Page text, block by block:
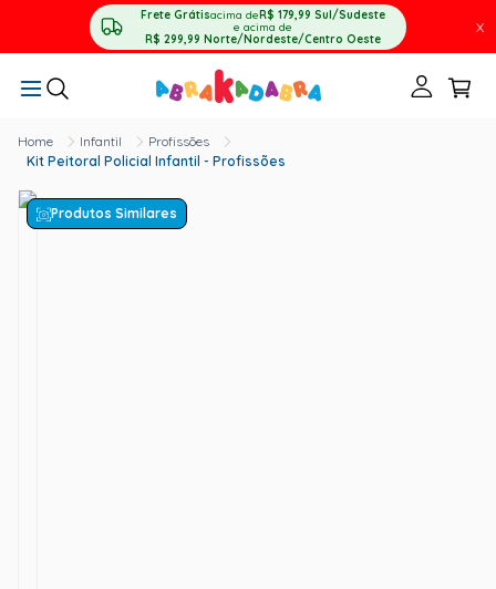
Frete Grátisacima deR$ 179,99 Sul/Sudeste
e acima de
R$ 299,99 Norte/Nordeste/Centro Oeste
X
Infantil
Profissões
Kit Peitoral Policial Infantil - Profissões
Produtos Similares